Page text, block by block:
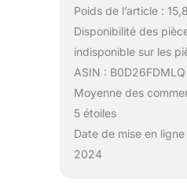
Poids de l’article :
Disponibilité des
indisponible sur les
ASIN : B0D26FDMLQ
Moyenne des
5 étoiles
Date de mise en
2024